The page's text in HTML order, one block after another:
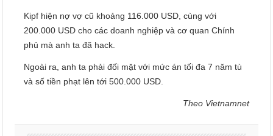
Kipf hiện nợ vợ cũ khoảng 116.000 USD, cùng với
200.000 USD cho các doanh nghiệp và cơ quan Chính
phủ mà anh ta đã hack.
Ngoài ra, anh ta phải đối mặt với mức án tối đa 7 năm tù
và số tiền phạt lên tới 500.000 USD.
Theo Vietnamnet